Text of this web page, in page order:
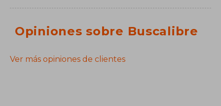
Opiniones sobre Buscalibre
Ver más opiniones de clientes